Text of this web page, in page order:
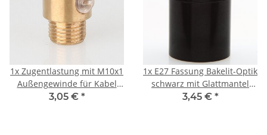
1x Zugentlastung mit M10x1
Außengewinde für Kabel
13x17mm Metall Messing
3,05 € *
1x E27 Fassung Bakelit-Optik
schwarz mit Glattmantel
M10x1 IG 250V/4A
3,45 € *